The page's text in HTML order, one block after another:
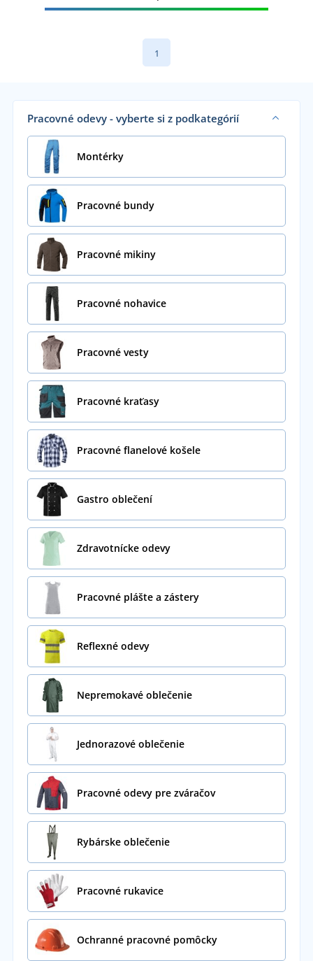
1
Pracovné odevy - vyberte si z podkategórií
Montérky
Pracovné bundy
Pracovné mikiny
Pracovné nohavice
Pracovné vesty
Pracovné kraťasy
Pracovné flanelové košele
Gastro oblečení
Zdravotnícke odevy
Pracovné plášte a zástery
Reflexné odevy
Nepremokavé oblečenie
Jednorazové oblečenie
Pracovné odevy pre zváračov
Rybárske oblečenie
Pracovné rukavice
Ochranné pracovné pomôcky